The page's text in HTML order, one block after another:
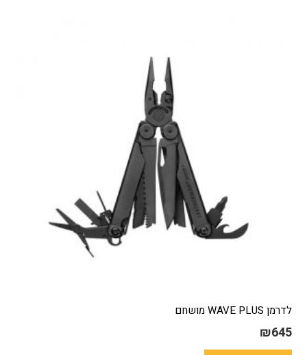
לדרמן WAVE PLUS מושחם
₪645